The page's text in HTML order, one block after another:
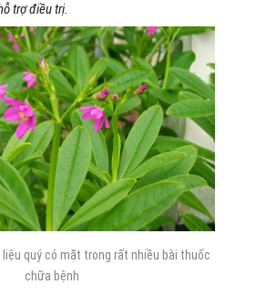
trợ điều trị.
quý có mặt trong rất nhiều bài thuốc
chữa bệnh